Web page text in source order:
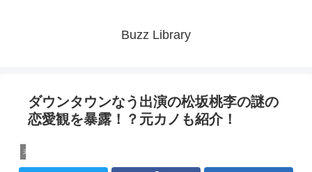
Buzz Library
ダウンタウンなう出演の松坂桃李の謎の
恋愛観を暴露！？元カノも紹介！
未分類